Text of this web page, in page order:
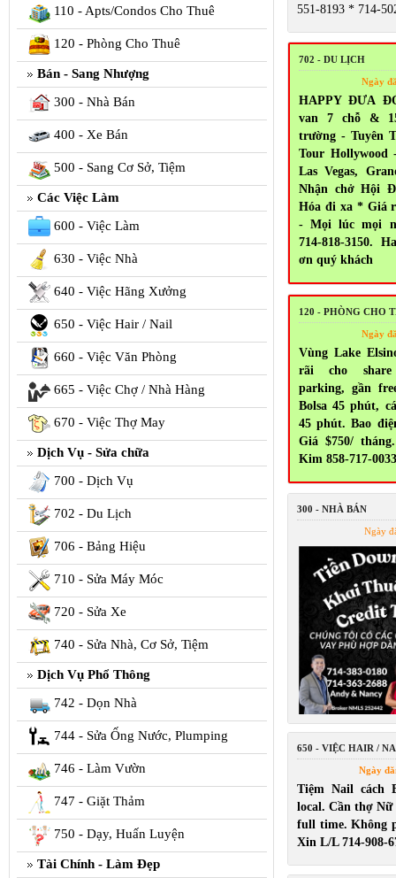
110 - Apts/Condos Cho Thuê
120 - Phòng Cho Thuê
Bán - Sang Nhượng
300 - Nhà Bán
400 - Xe Bán
500 - Sang Cơ Sở, Tiệm
Các Việc Làm
600 - Việc Làm
630 - Việc Nhà
640 - Việc Hãng Xưởng
650 - Việc Hair / Nail
660 - Việc Văn Phòng
665 - Việc Chợ / Nhà Hàng
670 - Việc Thợ May
Dịch Vụ - Sửa chữa
700 - Dịch Vụ
702 - Du Lịch
706 - Bảng Hiệu
710 - Sửa Máy Móc
720 - Sửa Xe
740 - Sửa Nhà, Cơ Sở, Tiệm
Dịch Vụ Phổ Thông
742 - Dọn Nhà
744 - Sửa Ống Nước, Plumping
746 - Làm Vườn
747 - Giặt Thảm
750 - Dạy, Huấn Luyện
Tài Chính - Làm Đẹp
551-8193 * 714-
702 - DU LỊCH
Ngày
HAPPY ĐƯA
van 7 chỗ &
trường - Tuyên
Tour Hollywood
Las Vegas,
Nhận chở Hội
Hóa đi xa * Giá
- Mọi lúc mọi
714-818-3150.
ơn quý khách
120 - PHÒNG CHO
Ngày
Vùng Lake
rãi cho
parking, gần
Bolsa 45 phút,
45 phút. Bao
Giá $750/
Kim 858-717-0033
300 - NHÀ BÁN
Ngày
650 - VIỆC HAIR /
Ngày
Tiệm Nail cách
local. Cần thợ Nữ
full time. Không
Xin L/L 714-908-